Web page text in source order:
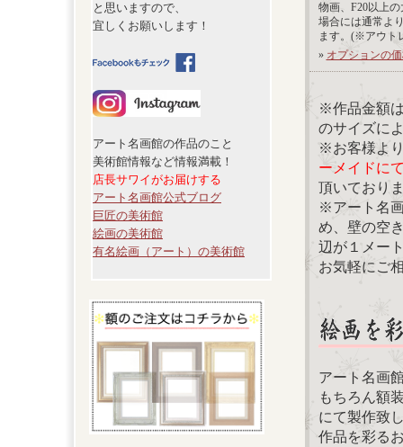
と思いますので、
宜しくお願いします！
アート名画館の作品のこと
美術館情報など情報満載！
店長サワイがお届けする
アート名画館公式ブログ
巨匠の美術館
絵画の美術館
有名絵画（アート）の美術館
物画、F20以上
場合には通常よ
ます。(※アウト
» オプションの
※作品金額
のサイズに
※お客様よ
ーメイドに
頂いており
※アート名
め、壁の空
辺が１メー
お気軽にご
アート名画
もちろん額
にて製作致
作品を彩る